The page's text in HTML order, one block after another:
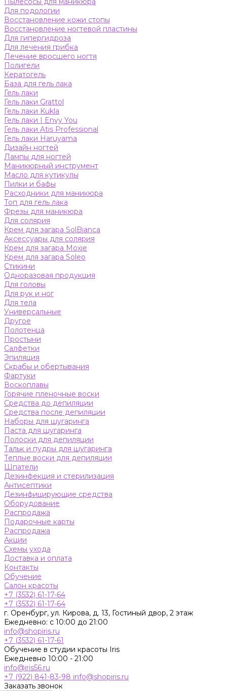
Для подологии
Восстановление кожи стопы
Восстановление ногтевой пластины
Для гипергидроза
Для лечения грибка
Лечение вросшего ногтя
Полигели
Кератогель
База для гель лака
Гель лаки
Гель лаки Grattol
Гель лаки Kukla
Гель лаки I Envy You
Гель лаки Atis Professional
Гель лаки Haruyama
Дизайн ногтей
Лампы для ногтей
Маникюрный инструмент
Масло для кутикулы
Пилки и бафы
Расходники для маникюра
Топ для гель лака
Фрезы для маникюра
Для солярия
Крем для загара SolBianca
Аксессуары для солярия
Крем для загара Moxie
Крем для загара Soleo
Стикини
Одноразовая продукция
Для головы
Для рук и ног
Для тела
Универсальные
Другое
Полотенца
Простыни
Салфетки
Эпиляция
Скрабы и обертывания
Фартуки
Воскоплавы
Горячие пленочные воски
Средства до депиляции
Средства после депиляции
Наборы для шугаринга
Паста для шугаринга
Полоски для депиляции
Тальк и пудры для шугаринга
Теплые воски для депиляции
Шпатели
Дезинфекция и стерилизация
Антисептики
Дезинфицирующие средства
Оборудование
Распродажа
Подарочные карты
Распродажа
Акции
Схемы ухода
Доставка и оплата
Контакты
Обучение
Салон красоты
+7 (3532) 61-17-64
+7 (3532) 61-17-64
г. Оренбург, ул. Кирова, д. 13, Гостиный двор, 2 этаж
Ежедневно: с 10:00 до 21:00
info@shopiris.ru
+7 (3532) 61-17-61
Обучение в студии красоты Iris
Ежедневно 10:00 - 21:00
info@iris56.ru
+7 (922) 841-83-98 info@shopiris.ru
Заказать звонок